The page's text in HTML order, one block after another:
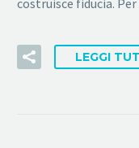
costruisce fiducia.
LEGGI